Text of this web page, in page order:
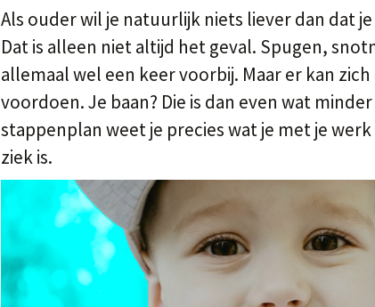
Als ouder wil je natuurlijk niets liever dan dat
Dat is alleen niet altijd het geval. Spugen,
allemaal wel een keer voorbij. Maar er kan
voordoen. Je baan? Die is dan even wat
stappenplan weet je precies wat je met je
ziek is.